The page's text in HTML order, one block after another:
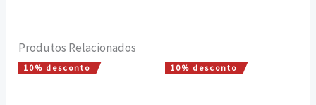
Produtos Relacionados
10% desconto
O
O
10% desconto
O
O